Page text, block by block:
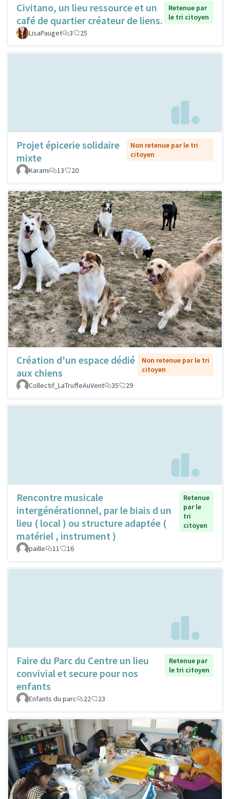
Civitano, un lieu ressource et un
café de quartier créateur de liens.
Retenue par
le tri citoyen
LisaPauget
3 25
Projet épicerie solidaire
mixte
Non retenue par le tri
citoyen
Karami
13 20
Création d'un espace dédié
aux chiens
Non retenue par le tri
citoyen
Collectif_LaTruffeAuVent
35 29
Rencontre musicale
intergénérationnel, par le biais d un
lieu ( local ) ou structure adaptée (
matériel , instrument )
Retenue
par le
tri
citoyen
paille 11 16
Faire du Parc du Centre un lieu
convivial et secure pour nos
enfants
Retenue par
le tri citoyen
Enfants du parc 22 23